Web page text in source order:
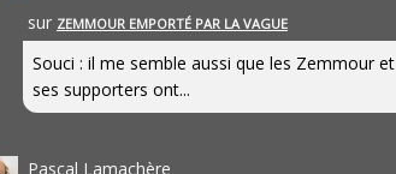
sur ZEMMOUR EMPORTÉ PAR LA VAGUE
Souci : il me semble aussi que les Zemmour et
ses supporters ont...
Pascal Lamachère